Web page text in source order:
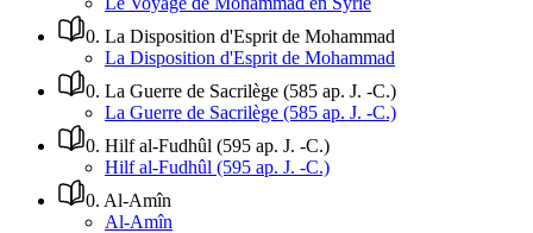
0. La Disposition d'Esprit de Mohammad
La Disposition d'Esprit de Mohammad
0. La Guerre de Sacrilège (585 ap. J. -C.)
La Guerre de Sacrilège (585 ap. J. -C.)
0. Hilf al-Fudhûl (595 ap. J. -C.)
Hilf al-Fudhûl (595 ap. J. -C.)
0. Al-Amîn
Al-Amîn